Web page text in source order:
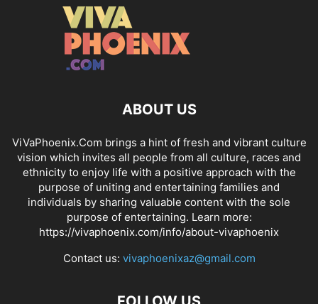
ABOUT US
ViVaPhoenix.Com brings a hint of fresh and vibrant culture
vision which invites all people from all culture, races and
ethnicity to enjoy life with a positive approach with the
purpose of uniting and entertaining families and
individuals by sharing valuable content with the sole
purpose of entertaining. Learn more:
https://vivaphoenix.com/info/about-vivaphoenix
Contact us: vivaphoenixaz@gmail.com